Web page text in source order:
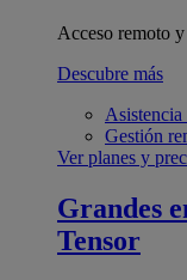
Acceso remoto
Descubre más
Asistencia
Gestión
Ver planes y
Grandes
Tensor